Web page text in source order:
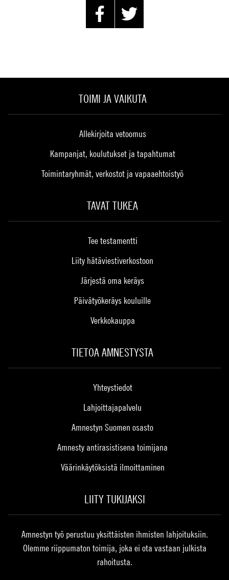
TOIMI JA VAIKUTA
Allekirjoita vetoomus
Kampanjat, koulutukset ja tapahtumat
Toimintaryhmät, verkostot ja vapaaehtoistyö
TAVAT TUKEA
Tee testamentti
Liity hätäviestiverkostoon
Järjestä oma keräys
Päivätyökeräys kouluille
Verkkokauppa
TIETOA AMNESTYSTA
Yhteystiedot
Lahjoittajapalvelu
Amnestyn Suomen osasto
Amnesty antirasistisena toimijana
Väärinkäytöksistä ilmoittaminen
LIITY TUKIJAKSI
Amnestyn työ perustuu yksittäisten ihmisten lahjoituksiin.
Olemme riippumaton toimija, joka ei ota vastaan julkista
rahoitusta.